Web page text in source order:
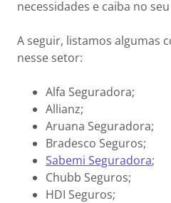
necessidades e caiba no
A seguir, listamos algumas
nesse setor:
Alfa Seguradora;
Allianz;
Aruana Seguradora;
Bradesco Seguros;
Sabemi Seguradora;
Chubb Seguros;
HDI Seguros;